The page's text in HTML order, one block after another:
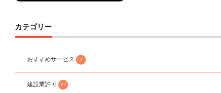
カテゴリー
おすすめサービス 2
建設業許可 97